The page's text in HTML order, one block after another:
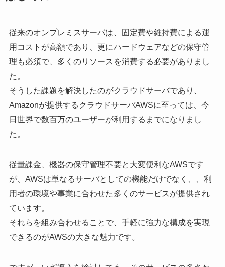
従来のオンプレミスサーバは、固定費や維持費による運
用コストが高額であり、更にハードウェアなどの保守管
理も必須で、多くのリソースを消費する必要がありまし
た。
そうした課題を解決したのがクラウドサーバであり、
Amazonが提供するクラウドサーバAWSに至っては、今
日世界で数百万のユーザーが利用するまでになりまし
た。
従量課金、機器の保守管理不要と大変便利なAWSです
が、AWSは単なるサーバとしての機能だけでなく、、利
用者の環境や事業に合わせた多くのサービスが提供され
ています。
それらを組み合わせることで、手軽に強力な構成を実現
できるのがAWSの大きな魅力です。